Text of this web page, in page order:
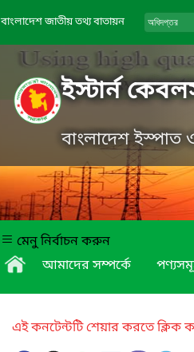
বাংলাদেশ জাতীয় তথ্য বাতায়ন
ইস্টার্ন
বাংলাদেশ ইস্পাত
মেনু নির্বাচন করুন
আমাদের সম্পর্কে
এই কনটেন্টটি শেয়ার করতে ক্লিক